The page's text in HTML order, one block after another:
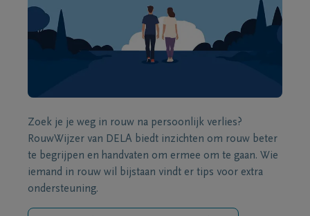
Zoek je je weg in rouw na persoonlijk verlies?
RouwWijzer van DELA biedt inzichten om rouw beter
te begrijpen en handvaten om ermee om te gaan. Wie
iemand in rouw wil bijstaan vindt er tips voor extra
ondersteuning.